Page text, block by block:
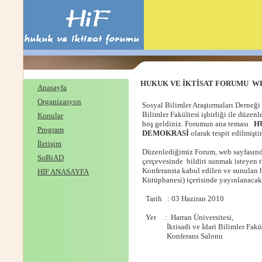
Anasayfa
Organizasyon
Konular
Program
İletişim
SoBiAD
HIF ANASAYFA
HUKUK VE İKTİSAT FORUMU
Sosyal Bilimler Araştırmaları
Bilimler Fakültesi işbirliği ile
hoş geldiniz. Forumun ana teması
DEMOKRASİ olarak tespit
Düzenlediğimiz Forum, web
çerçevesinde bildiri sunmak isteyen
Konferansta kabul edilen ve
Kütüphanesi) içerisinde
Tarih : 03 Haziran 2010
Yer : Harran Üniversitesi,
İktisadi ve İdari Bilimler
Konferans Salonu